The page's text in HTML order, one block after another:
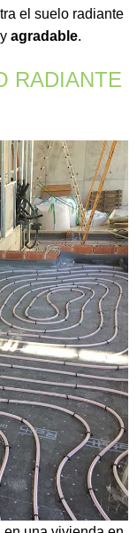
el suelo radiante
agradable.
RADIANTE